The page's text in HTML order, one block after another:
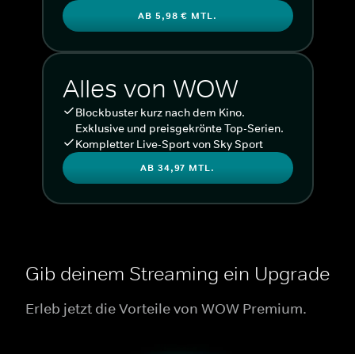
AB 5,98 € MTL.
Alles von WOW
Blockbuster kurz nach dem Kino.
Exklusive und preisgekrönte Top-Serien.
Kompletter Live-Sport von Sky Sport
AB 34,97 MTL.
Gib deinem Streaming ein Upgrade
Erleb jetzt die Vorteile von WOW Premium.